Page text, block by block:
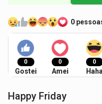
0
0
Gostei
0
Amei
0
Happy Friday